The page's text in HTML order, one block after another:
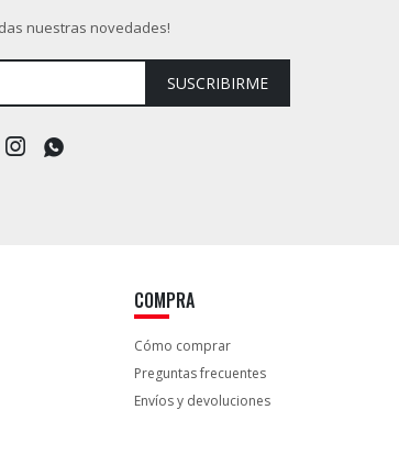
COMPRA
Cómo comprar
Preguntas frecuentes
Envíos y devoluciones
nuestras novedades!
SUSCRIBIRME
 